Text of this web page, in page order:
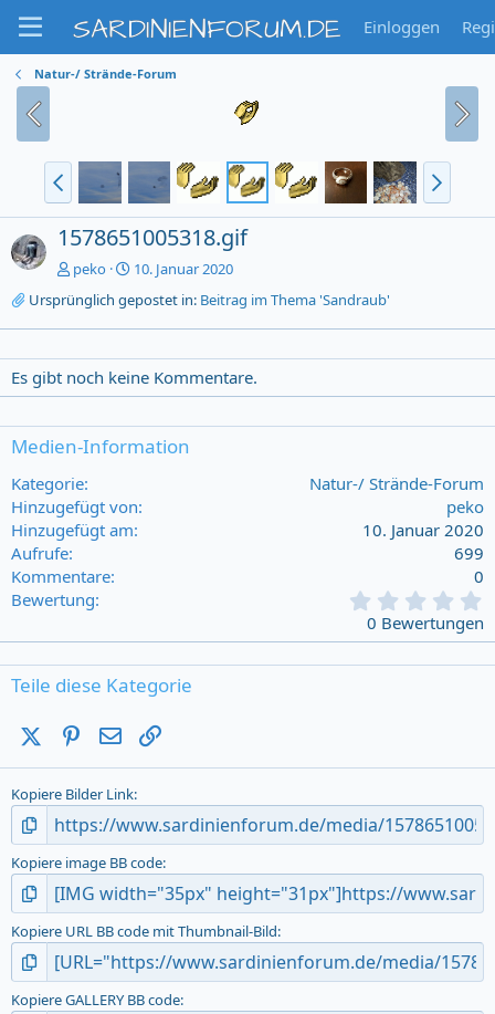
SARDINIENFORUM.DE Einloggen
Natur-/ Strände-Forum
1578651005318.gif
peko
10. Januar 2020
Ursprünglich gepostet in: Beitrag im Thema 'Sandraub'
Es gibt noch keine Kommentare.
Medien-Information
Kategorie
Natur-/ Strände-Forum
Hinzugefügt von
peko
Hinzugefügt am
10. Januar 2020
Aufrufe
699
Kommentare
0
Bewertung
0
0
0 Bewertungen
Teile diese Kategorie
X (Twitter)Pinterest
E-Mail
Kopiere Bilder Link
Kopiere image BB code
Kopiere URL BB code mit Thumbnail-Bild
Kopiere GALLERY BB code